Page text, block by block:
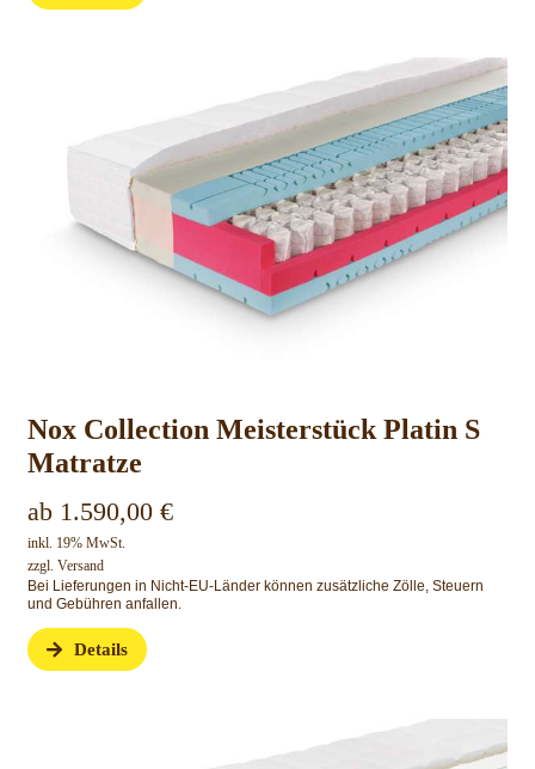
Nox Collection Meisterstück Platin S
Matratze
ab 1.590,00 €
inkl. 19% MwSt.
zzgl. Versand
Bei Lieferungen in Nicht-EU-Länder können zusätzliche Zölle, Steuern
und Gebühren anfallen.
Details